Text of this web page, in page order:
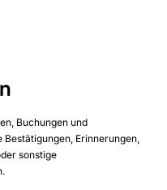
Buchungen und
Erinnerungen,
sonstige